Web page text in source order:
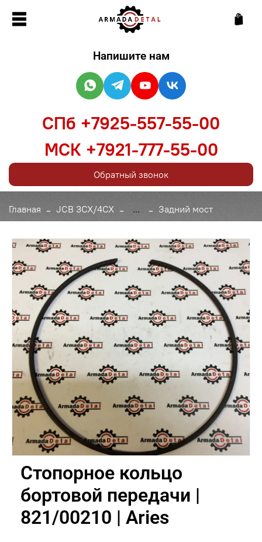
Главная JCB 3CX/4CX ... Задний мост
Стопорное кольцо
бортовой передачи |
821/00210 | Aries
Напишите нам
СПб +7925-557-55-00
МСК +7921-777-55-00
Обратный звонок